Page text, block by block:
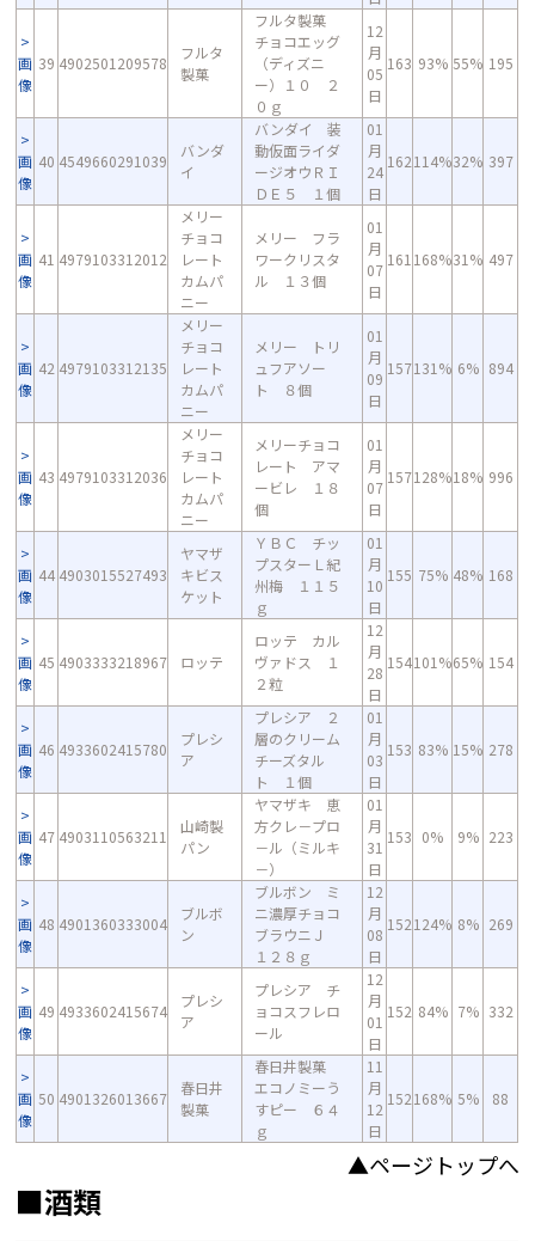
画
像
39 4902501209578
フルタ
製菓
フルタ製菓
チョコエッグ
（ディズニ
ー）１０ ２
０ｇ
12
月
05
日
163 93% 55% 195
画
像
40 4549660291039
バンダ
イ
バンダイ 装
動仮面ライダ
ージオウＲＩ
ＤＥ５ １個
01
月
24
日
162114%32% 397
画
像
41 4979103312012
メリー
チョコ
レート
カムパ
ニー
メリー フラ
ワークリスタ
ル １３個
01
月
07
日
161 168%31% 497
画
像
42 4979103312135
メリー
チョコ
レート
カムパ
ニー
メリー トリ
ュフアソー
ト ８個
01
月
09
日
157131% 6% 894
画
像
43 4979103312036
メリー
チョコ
レート
カムパ
ニー
メリーチョコ
レート アマ
ービレ １８
個
01
月
07
日
157128%18% 996
画
像
44 4903015527493
ヤマザ
キビス
ケット
ＹＢＣ チッ
プスターＬ紀
州梅 １１５
ｇ
01
月
10
日
155 75% 48% 168
画
像
45 4903333218967 ロッテ
ロッテ カル
ヴァドス １
２粒
12
月
28
日
154101%65% 154
画
像
46 4933602415780
プレシ
ア
プレシア ２
層のクリーム
チーズタル
ト １個
01
月
03
日
153 83% 15% 278
画
像
47 4903110563211
山崎製
パン
ヤマザキ 恵
方クレ－プロ
－ル（ミルキ
－）
01
月
31
日
153 0% 9% 223
画
像
48 4901360333004
ブルボ
ン
ブルボン ミ
ニ濃厚チョコ
ブラウニＪ
１２８ｇ
12
月
08
日
152124% 8% 269
画
像
49 4933602415674
プレシ
ア
プレシア チ
ョコスフレロ
ール
12
月
01
日
152 84% 7% 332
画
像
50 4901326013667
春日井
製菓
春日井製菓
エコノミーう
すピー ６４
ｇ
11
月
12
日
152168% 5% 88
▲ページトップへ
■酒類